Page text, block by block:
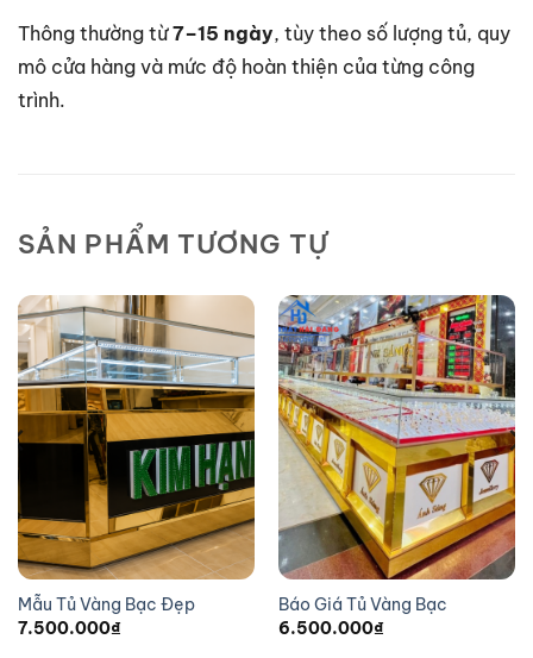
Thông thường từ7–15 ngày, tùy theo số lượng tủ, quy
mô cửa hàng và mức độ hoàn thiện của từng công
trình.
SẢN PHẨM TƯƠNG TỰ
Mẫu Tủ Vàng Bạc Đẹp
7.500.000₫
Báo Giá Tủ Vàng Bạc
6.500.000₫